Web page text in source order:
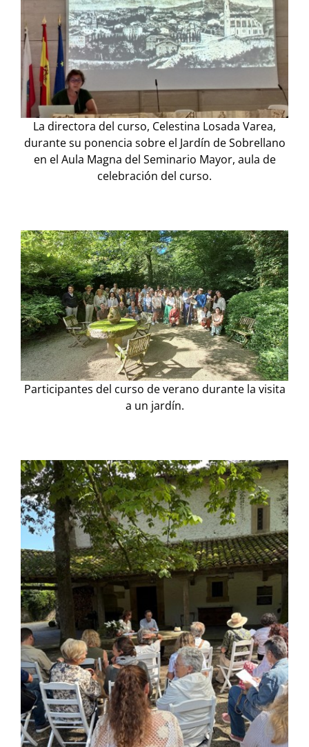
La directora del curso, Celestina Losada Varea,
durante su ponencia sobre el Jardín de Sobrellano
en el Aula Magna del Seminario Mayor, aula de
celebración del curso.
Participantes del curso de verano durante la visita
a un jardín.